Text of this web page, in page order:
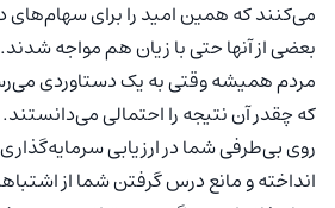
می‌کنند که همین امید را برای سهام‌های
بعضی از آنها حتی با زیان هم مواجه شدند.
مردم همیشه وقتی به یک دستاوردی
که چقدر آن نتیجه را احتمالی
روی بی‌طرفی شما در ارزیابی
انداخته و مانع درس گرفتن شما از